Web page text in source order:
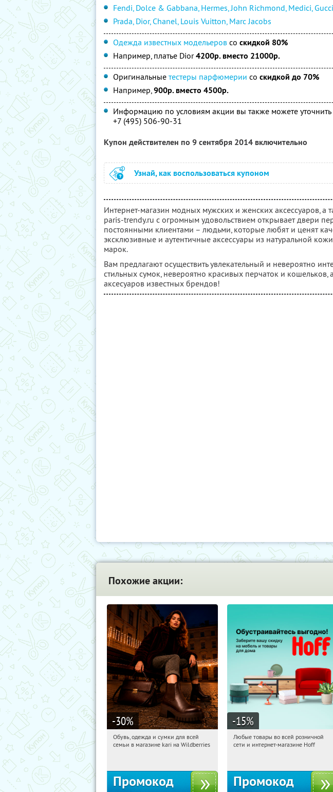
Fendi, Dolce & Gabbana, Hermes, John Richmond, Medici, Gucci
Prada, Dior, Chanel, Louis Vuitton, Marc Jacobs
Одежда известных модельеров со скидкой 80%
Например, платье Dior4200р. вместо 21000р.
Оригинальные тестеры парфюмерии со скидкой до 70%
Например,900р. вместо 4500р.
Информацию по условиям акции вы также можете
+7 (495) 506-90-31
Купон действителен по 9 сентября 2014 включительно
Узнай, как воспользоваться купоном
Интернет-магазин модных мужских и женских аксессуаров,
paris-trendy.ru с огромным удовольствием открывает двери
постоянными клиентами – людьми, которые любят и ценят
эксклюзивные и аутентичные аксессуары из натуральной
марок.
Вам предлагают осуществить увлекательный и невероятно
стильных сумок, невероятно красивых перчаток и кошельков,
аксесуаров известных брендов!
Похожие акции:
-30%
10:29:45 Получили:
Обувь, одежда и сумки для всей
семьи в магазине kari на Wildberries
Промокод
-15%
10:29:45 Получили:
Любые товары во всей розничной
сети и интернет-магазине Hoff
Промокод